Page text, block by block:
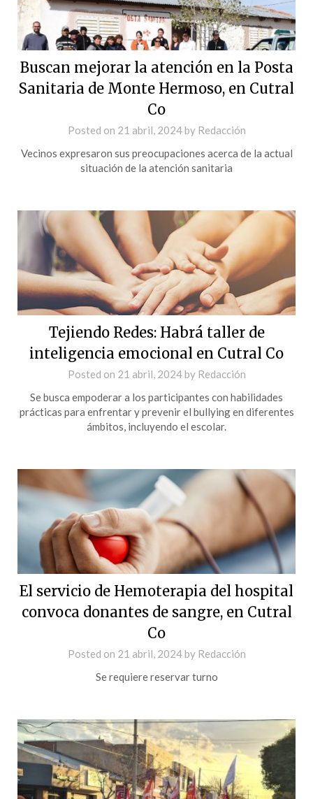
Buscan mejorar la atención en la Posta
Sanitaria de Monte Hermoso, en Cutral
Co
Posted on 21 abril, 2024by Redacción
Vecinos expresaron sus preocupaciones acerca de la actual
situación de la atención sanitaria
Tejiendo Redes: Habrá taller de
inteligencia emocional en Cutral Co
Posted on 21 abril, 2024by Redacción
Se busca empoderar a los participantes con habilidades
prácticas para enfrentar y prevenir el bullying en diferentes
ámbitos, incluyendo el escolar.
El servicio de Hemoterapia del hospital
convoca donantes de sangre, en Cutral
Co
Posted on 21 abril, 2024by Redacción
Se requiere reservar turno